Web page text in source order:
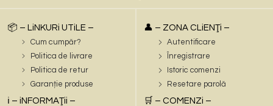
📦 – LiNKURi UTiLE –
Cum cumpăr?
Politica de livrare
Politica de retur
Garanție produse
ℹ️ – iNFORMAŢii –
👤 – ZONA CLiENŢi –
Autentificare
Înregistrare
Istoric comenzi
Resetare parolă
🛒 – COMENZi –